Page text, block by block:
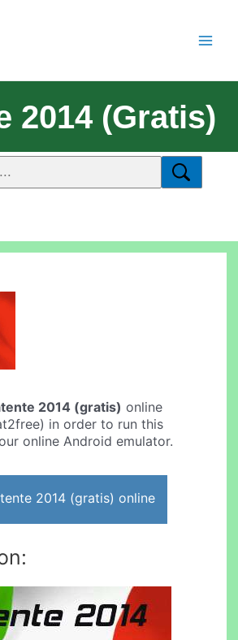
2014 (gratis)
2014 (gratis) online
in order to run this
online Android emulator.
2014 (gratis) online